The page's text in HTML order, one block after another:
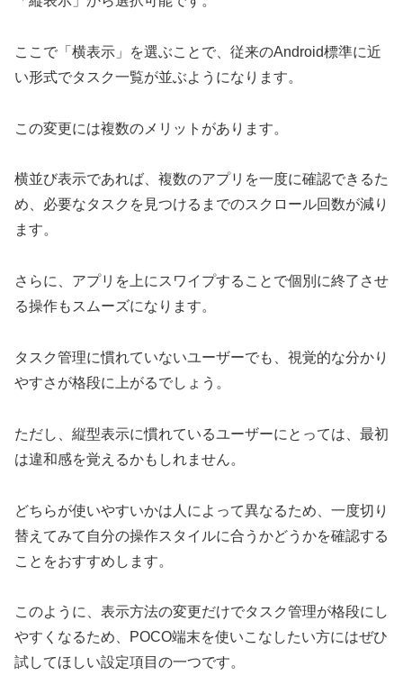
ここで「横表示」を選ぶことで、従来のAndroid標準に近
い形式でタスク一覧が並ぶようになります。
この変更には複数のメリットがあります。
横並び表示であれば、複数のアプリを一度に確認できるた
め、必要なタスクを見つけるまでのスクロール回数が減り
ます。
さらに、アプリを上にスワイプすることで個別に終了させ
る操作もスムーズになります。
タスク管理に慣れていないユーザーでも、視覚的な分かり
やすさが格段に上がるでしょう。
ただし、縦型表示に慣れているユーザーにとっては、最初
は違和感を覚えるかもしれません。
どちらが使いやすいかは人によって異なるため、一度切り
替えてみて自分の操作スタイルに合うかどうかを確認する
ことをおすすめします。
このように、表示方法の変更だけでタスク管理が格段にし
やすくなるため、POCO端末を使いこなしたい方にはぜひ
試してほしい設定項目の一つです。